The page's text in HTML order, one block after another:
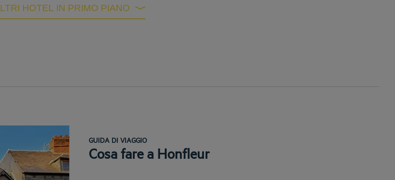
ALTRI HOTEL IN PRIMO PIANO
GUIDA DI VIAGGIO
Cosa fare a Honfleur